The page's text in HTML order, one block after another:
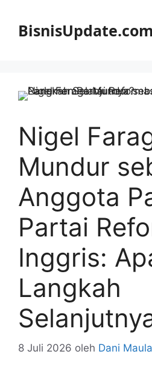
BisnisUpdate.com
Nigel
Mundur
Anggota
Partai
Inggris:
Langkah
8 Juli 2026 oleh Dani